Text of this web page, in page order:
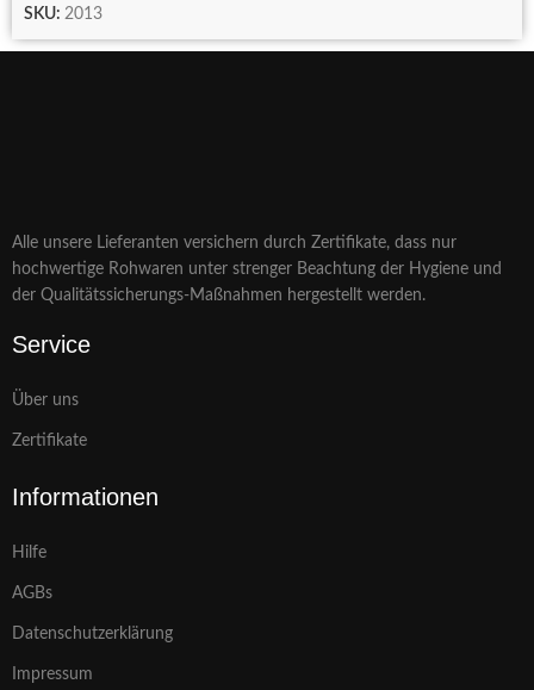
SKU: 2013
Alle unsere Lieferanten versichern durch Zertifikate, dass nur
hochwertige Rohwaren unter strenger Beachtung der Hygiene und
der Qualitätssicherungs-Maßnahmen hergestellt werden.
Service
Über uns
Zertifikate
Informationen
Hilfe
AGBs
Datenschutzerklärung
Impressum